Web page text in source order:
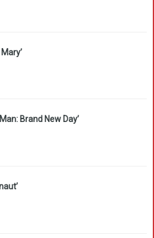
Brand New Day’